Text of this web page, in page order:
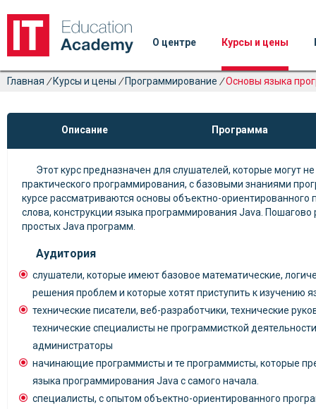
О центре Курсы и цены
Главная / Курсы и цены / Программирование /Основы языка
Описание Программа
Этот курс предназначен для слушателей, которые могут
практического программирования, с базовыми знаниями
курсе рассматриваются основы объектно-
слова, конструкции языка программирования Java. Пошагово
простых Java программ.
Аудитория
слушатели, которые имеют базовое математические,
решения проблем и которые хотят приступить к изучению
технические писатели, веб-разработчики, технические
технические специалисты не программисткой
администраторы
начинающие программисты и те программисты, которые
языка программирования Java с самого начала.
специалисты, с опытом объектно-ориентированного